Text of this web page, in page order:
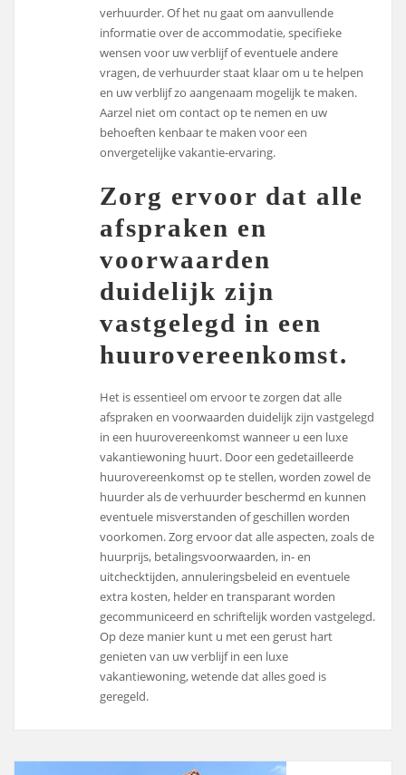
verhuurder. Of het nu gaat om aanvullende
informatie over de accommodatie, specifieke
wensen voor uw verblijf of eventuele andere
vragen, de verhuurder staat klaar om u te helpen
en uw verblijf zo aangenaam mogelijk te maken.
Aarzel niet om contact op te nemen en uw
behoeften kenbaar te maken voor een
onvergetelijke vakantie-ervaring.
Zorg ervoor dat alle
afspraken en
voorwaarden
duidelijk zijn
vastgelegd in een
huurovereenkomst.
Het is essentieel om ervoor te zorgen dat alle
afspraken en voorwaarden duidelijk zijn vastgelegd
in een huurovereenkomst wanneer u een luxe
vakantiewoning huurt. Door een gedetailleerde
huurovereenkomst op te stellen, worden zowel de
huurder als de verhuurder beschermd en kunnen
eventuele misverstanden of geschillen worden
voorkomen. Zorg ervoor dat alle aspecten, zoals de
huurprijs, betalingsvoorwaarden, in- en
uitchecktijden, annuleringsbeleid en eventuele
extra kosten, helder en transparant worden
gecommuniceerd en schriftelijk worden vastgelegd.
Op deze manier kunt u met een gerust hart
genieten van uw verblijf in een luxe
vakantiewoning, wetende dat alles goed is
geregeld.